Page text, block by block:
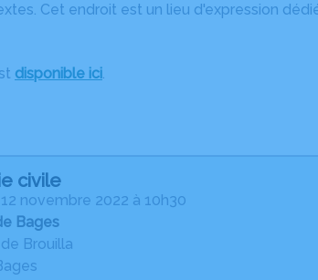
Cet endroit est un lieu d'expression
disponible ici.
civile
12 novembre 2022 à 10h30
Bages
Brouilla